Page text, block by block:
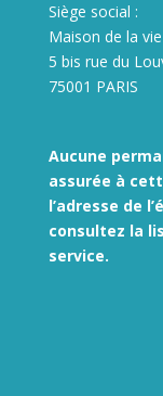
Siège social :
Maison de la
5 bis rue du
75001 PARIS
Aucune
assurée à
l’adresse de
consultez la
service.